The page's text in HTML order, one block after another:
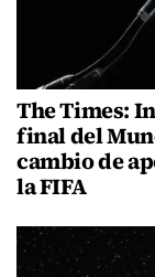
The Times:
final del
cambio de
la FIFA